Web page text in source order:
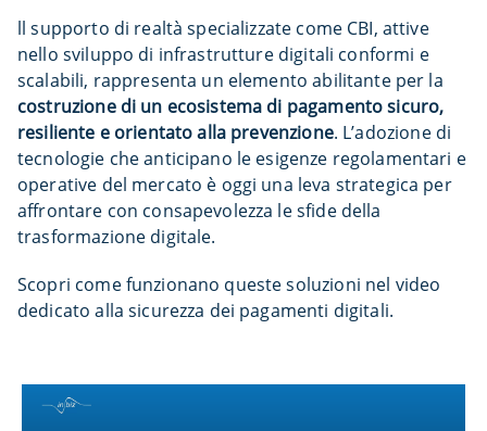
ll supporto di realtà specializzate come CBI, attive
nello sviluppo di infrastrutture digitali conformi e
scalabili, rappresenta un elemento abilitante per la
costruzione di un ecosistema di pagamento sicuro,
resiliente e orientato alla prevenzione. L’adozione di
tecnologie che anticipano le esigenze regolamentari e
operative del mercato è oggi una leva strategica per
affrontare con consapevolezza le sfide della
trasformazione digitale.
Scopri come funzionano queste soluzioni nel video
dedicato alla sicurezza dei pagamenti digitali.